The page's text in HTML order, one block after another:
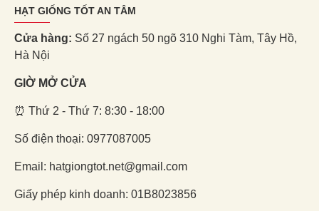
HẠT GIỐNG TỐT AN TÂM
Cửa hàng: Số 27 ngách 50 ngõ 310 Nghi Tàm, Tây Hồ,
Hà Nội
GIỜ MỞ CỬA
⏰ Thứ 2 - Thứ 7: 8:30 - 18:00
Số điện thoại: 0977087005
Email: hatgiongtot.net@gmail.com
Giấy phép kinh doanh: 01B8023856